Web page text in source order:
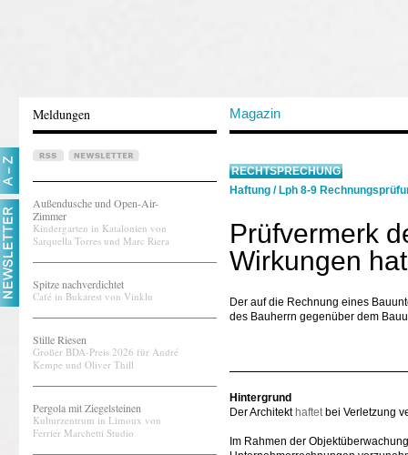
Meldungen Magazin
Außendusche und Open-Air-
Zimmer
Kindergarten in Katalonien von
Sarquella Torres und Marc Riera
Spitze nachverdichtet
Café in Bukarest von Vinklu
Stille Riesen
Großer BDA-Preis 2026 für André
Kempe und Oliver Thill
Pergola mit Ziegelsteinen
Kulturzentrum in Limoux von
Ferrier Marchetti Studio
RECHTSPRECHUNG
Haftung / Lph 8-9
Prüfvermerk
Wirkungen
Der auf die Rechnung eines
des Bauherrn gegenüber dem
Hintergrund
Der Architekt haftetbei Verletzung
Im Rahmen der